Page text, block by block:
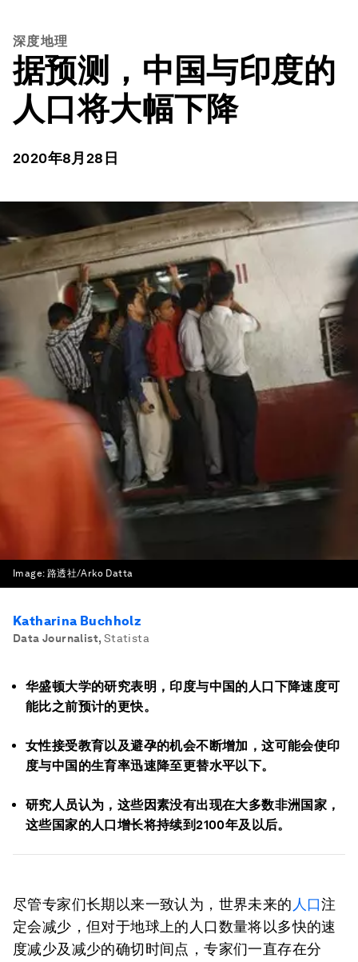
深度地理
据预测，中国与印度的
人口将大幅下降
2020年8月28日
Image: 路透社/Arko Datta
Katharina Buchholz
Data Journalist, Statista
华盛顿大学的研究表明，印度与中国的人口下降速度可
能比之前预计的更快。
女性接受教育以及避孕的机会不断增加，这可能会使印
度与中国的生育率迅速降至更替水平以下。
研究人员认为，这些因素没有出现在大多数非洲国家，
这些国家的人口增长将持续到2100年及以后。
尽管专家们长期以来一致认为，世界未来的 人口注
定会减少，但对于地球上的人口数量将以多快的速
度减少及减少的确切时间点，专家们一直存在分